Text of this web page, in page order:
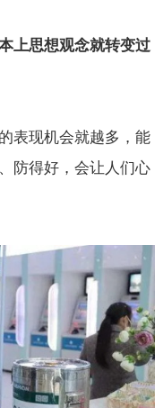
上思想观念就转变过
表现机会就越多，能
防得好，会让人们心